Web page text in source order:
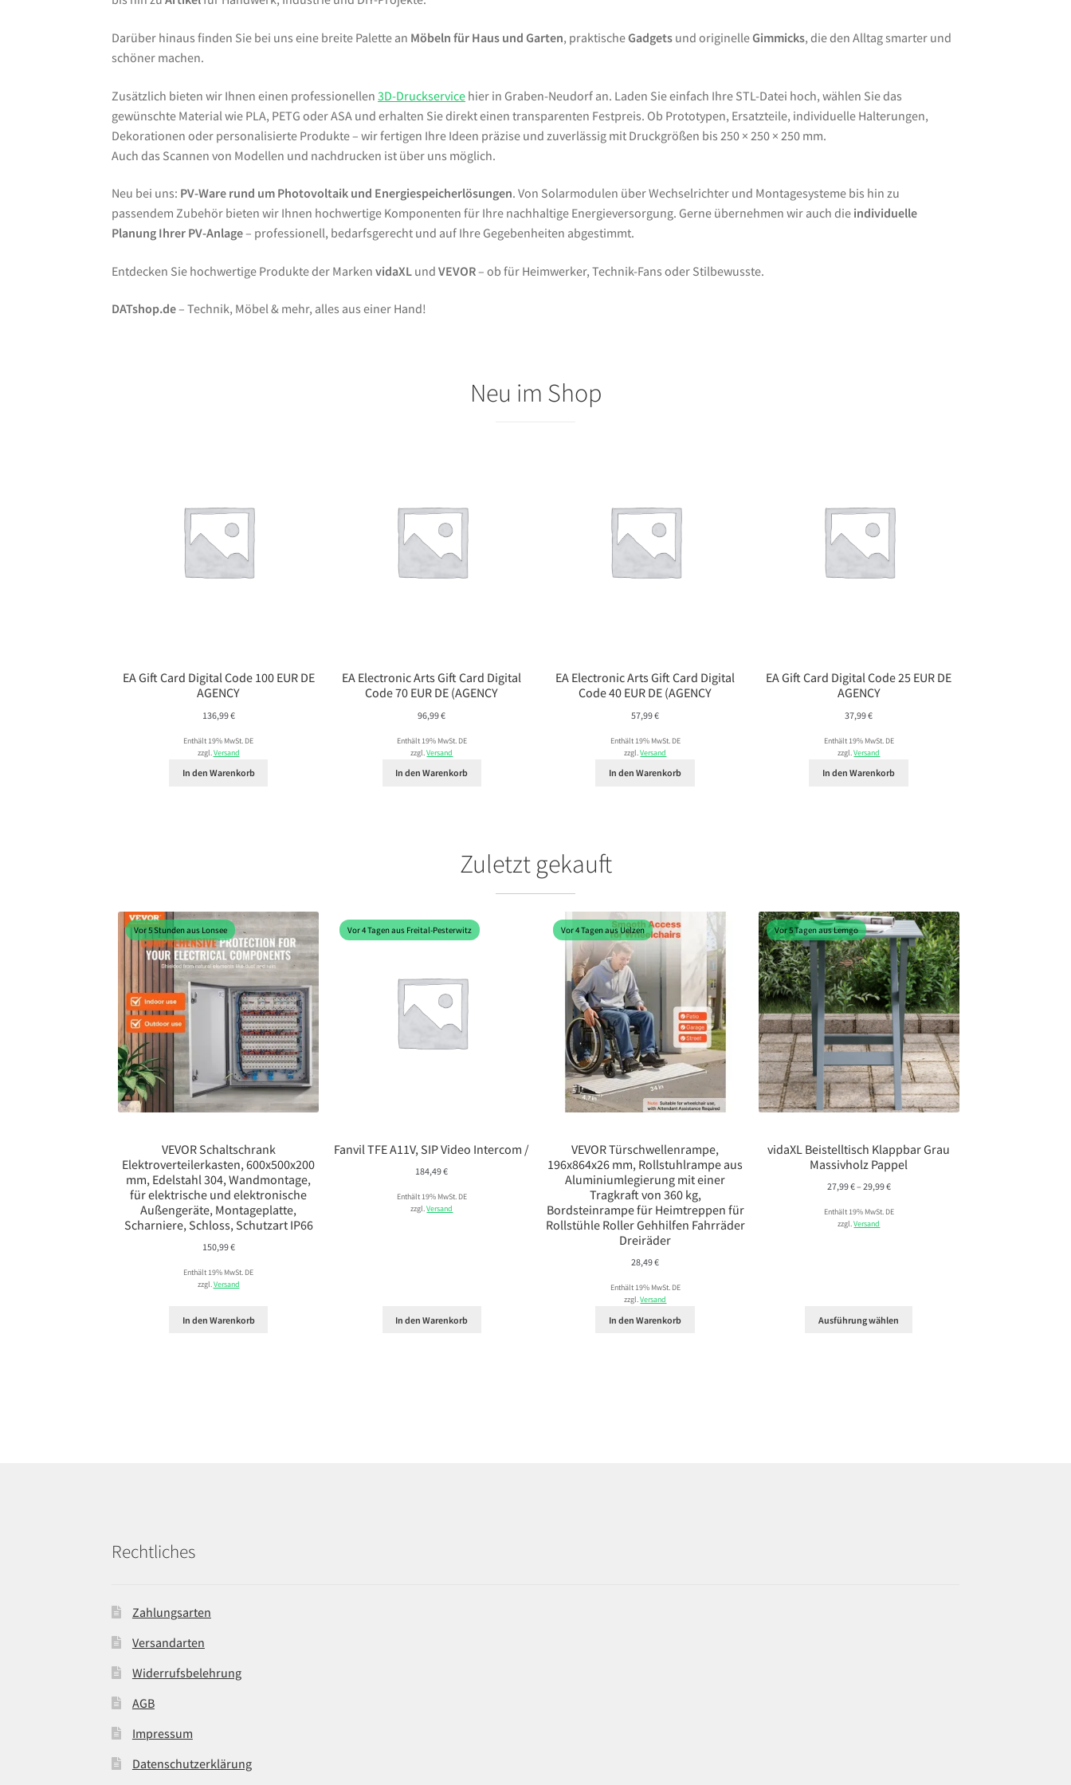
Darüber hinaus finden Sie bei uns eine breite Palette an Möbeln für Haus und Garten, praktischeGadgets und originelleGimmicks, die den Alltag smarter und
schöner machen.
Zusätzlich bieten wir Ihnen einen professionellen3D-Druckservice hier in Graben-Neudorf an. Laden Sie einfach Ihre STL-Datei hoch, wählen Sie das
gewünschte Material wie PLA, PETG oder ASA und erhalten Sie direkt einen transparenten Festpreis. Ob Prototypen, Ersatzteile, individuelle Halterungen,
Dekorationen oder personalisierte Produkte – wir fertigen Ihre Ideen präzise und zuverlässig mit Druckgrößen bis 250 × 250 × 250 mm.
Auch das Scannen von Modellen und nachdrucken ist über uns möglich.
Neu bei uns: PV-Ware rund um Photovoltaik und Energiespeicherlösungen. Von Solarmodulen über Wechselrichter und Montagesysteme bis hin zu
passendem Zubehör bieten wir Ihnen hochwertige Komponenten für Ihre nachhaltige Energieversorgung. Gerne übernehmen wir auch die individuelle
Planung Ihrer PV-Anlage– professionell, bedarfsgerecht und auf Ihre Gegebenheiten abgestimmt.
Entdecken Sie hochwertige Produkte der MarkenvidaXL undVEVOR– ob für Heimwerker, Technik-Fans oder Stilbewusste.
DATshop.de– Technik, Möbel & mehr, alles aus einer Hand!
Neu im Shop
EA Gift Card Digital Code 100 EUR DE
AGENCY
136,99€
Enthält 19% MwSt. DE
zzgl.Versand
In den Warenkorb
EA Electronic Arts Gift Card Digital
Code 70 EUR DE (AGENCY
96,99€
Enthält 19% MwSt. DE
zzgl.Versand
In den Warenkorb
EA Electronic Arts Gift Card Digital
Code 40 EUR DE (AGENCY
57,99€
Enthält 19% MwSt. DE
zzgl.Versand
In den Warenkorb
EA Gift Card Digital Code 25 EUR DE
AGENCY
37,99€
Enthält 19% MwSt. DE
zzgl.Versand
In den Warenkorb
Zuletzt gekauft
Vor 5 Stunden aus Lonsee
VEVOR Schaltschrank
Elektroverteilerkasten, 600x500x200
mm, Edelstahl 304, Wandmontage,
für elektrische und elektronische
Außengeräte, Montageplatte,
Scharniere, Schloss, Schutzart IP66
150,99€
Enthält 19% MwSt. DE
zzgl.Versand
In den Warenkorb
Vor 4 Tagen aus Freital-Pesterwitz
Fanvil TFE A11V, SIP Video Intercom /
184,49€
Enthält 19% MwSt. DE
zzgl.Versand
In den Warenkorb
Vor 4 Tagen aus Uelzen
VEVOR Türschwellenrampe,
196x864x26 mm, Rollstuhlrampe aus
Aluminiumlegierung mit einer
Tragkraft von 360 kg,
Bordsteinrampe für Heimtreppen für
Rollstühle Roller Gehhilfen Fahrräder
Dreiräder
28,49€
Enthält 19% MwSt. DE
zzgl.Versand
In den Warenkorb
Vor 5 Tagen aus Lemgo
vidaXL Beistelltisch Klappbar Grau
Massivholz Pappel
27,99€– 29,99€Preisspanne:
bis
Enthält 19% MwSt. DE
zzgl.Versand
Ausführung wählen
Rechtliches
Zahlungsarten
Versandarten
Widerrufsbelehrung
AGB
Impressum
Datenschutzerklärung